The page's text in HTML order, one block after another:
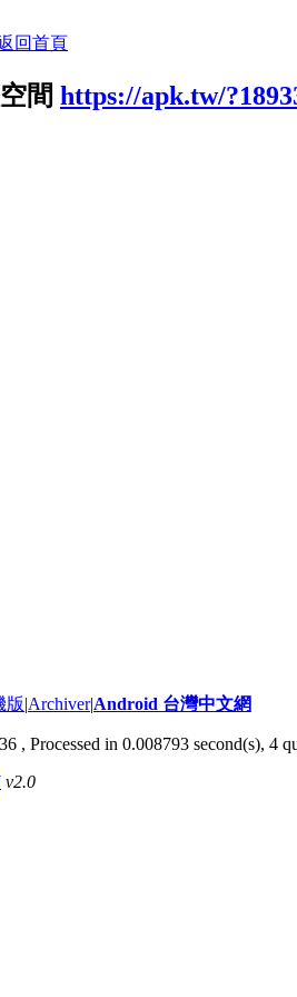
回首頁
間 https://apk.tw/
版|Archiver|Android 台灣中文網
, Processed in 0.008793 second(s), 4
v2.0